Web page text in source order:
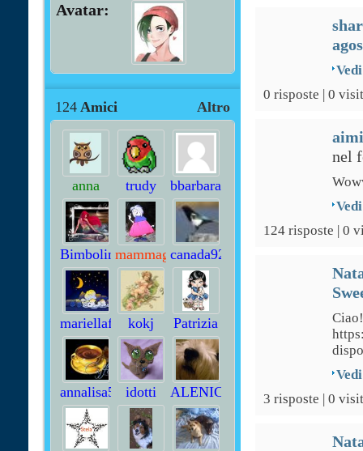
Avatar
Altro
124 Amici
anna
lela
trudy bbarbara
Bimbolinamammagiulietta
canada92
mariellaf78 kokj
Patrizia
Auletta
annalisa574idotti ALENICO
0 risposte | 0
nel
124 risposte | 0
3 risposte | 0